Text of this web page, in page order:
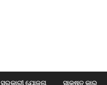
ସରକାରୀ ଯୋଜନା ସାକ୍ଷତ କାର